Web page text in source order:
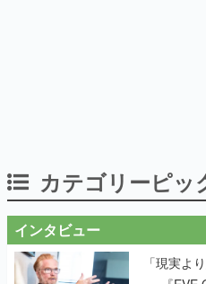
カテゴリーピッ
インタビュー
「現実よ